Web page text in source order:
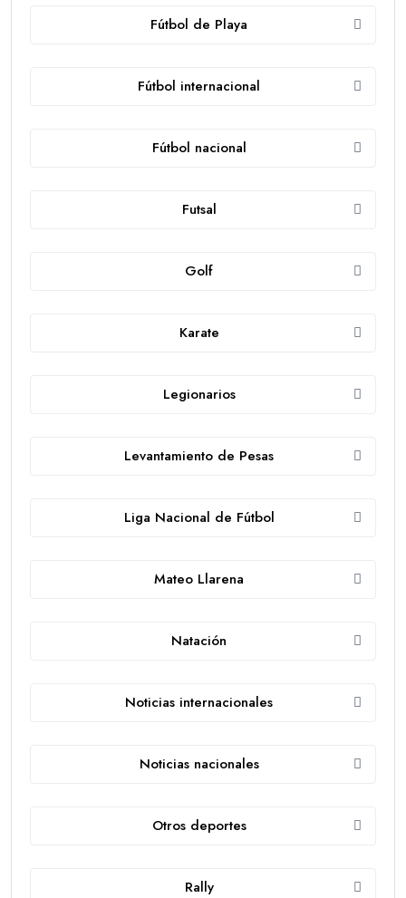
Fútbol de Playa
Fútbol internacional
Fútbol nacional
Futsal
Golf
Karate
Legionarios
Levantamiento de Pesas
Liga Nacional de Fútbol
Mateo Llarena
Natación
Noticias internacionales
Noticias nacionales
Otros deportes
Rally